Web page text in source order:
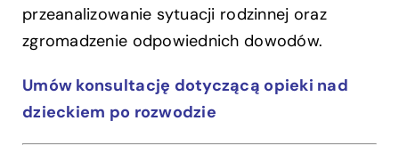
przeanalizowanie sytuacji rodzinnej oraz
zgromadzenie odpowiednich dowodów.
Umów konsultację dotyczącą opieki nad
dzieckiem po rozwodzie